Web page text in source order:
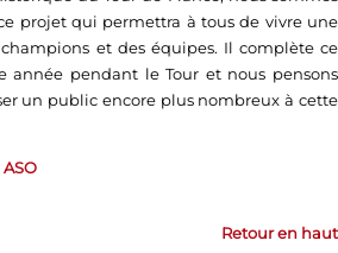
projet qui permettra à tous de vivre une
et des équipes. Il complète ce
année pendant le Tour et nous pensons
un public encore plus nombreux à cette
Retour en haut